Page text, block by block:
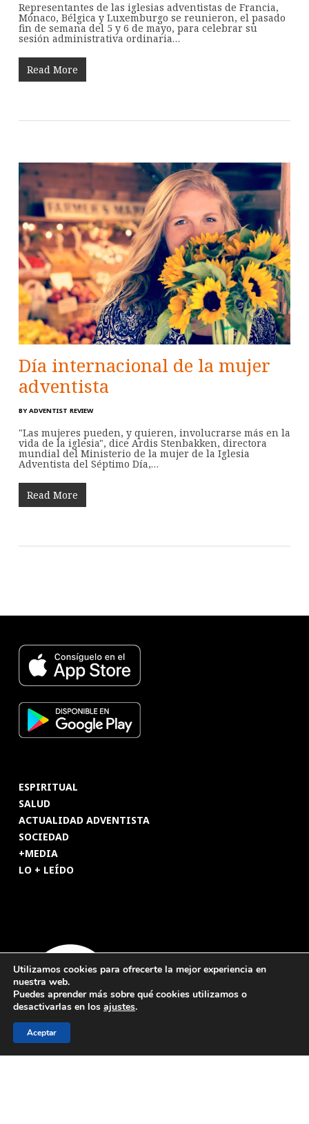
Representantes de las iglesias adventistas de Francia,
Mónaco, Bélgica y Luxemburgo se reunieron, el pasado
fin de semana del 5 y 6 de mayo, para celebrar su
sesión administrativa ordinaria…
Read More
Día internacional de la mujer
adventista
BY ADVENTIST REVIEW
"Las mujeres pueden, y quieren, involucrarse más en la
vida de la iglesia", dice Ardis Stenbakken, directora
mundial del Ministerio de la mujer de la Iglesia
Adventista del Séptimo Día,…
Read More
ESPIRITUAL
SALUD
ACTUALIDAD ADVENTISTA
SOCIEDAD
+MEDIA
LO + LEÍDO
Utilizamos cookies para ofrecerte la mejor experiencia en
nuestra web.
Puedes aprender más sobre qué cookies utilizamos o
desactivarlas en los ajustes.
Aceptar